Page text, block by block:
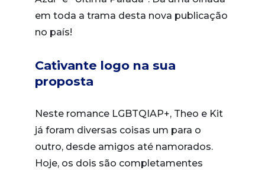
em toda a trama desta nova publicação
no país!
Cativante logo na sua
proposta
Neste romance LGBTQIAP+, Theo e Kit
já foram diversas coisas um para o
outro, desde amigos até namorados.
Hoje, os dois são completamentes